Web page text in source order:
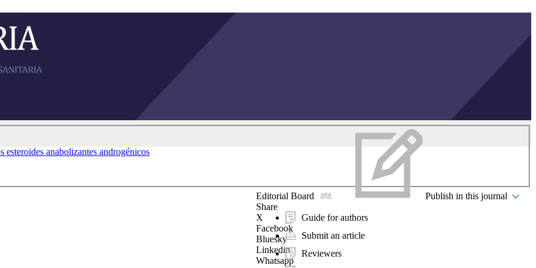
Editorial Board Publish in this journal
Guide for authors
Submit an article
Reviewers
Share
X
Facebook
Bluesky
Linkedin
Whatsapp
esteroides anabolizantes androgénicos